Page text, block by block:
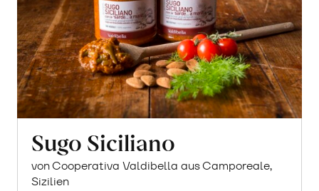
Sugo Siciliano
von Cooperativa Valdibella aus Camporeale,
Sizilien